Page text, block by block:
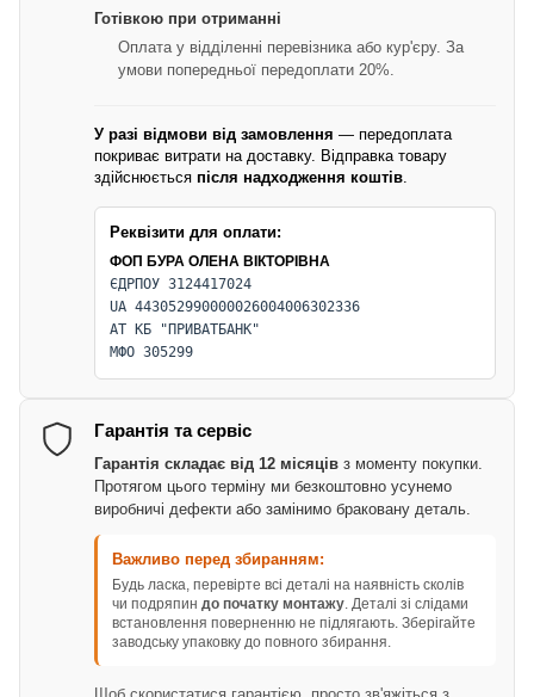
Готівкою при отриманні
Оплата у відділенні перевізника або кур'єру. За
умови попередньої передоплати 20%.
У разі відмови від замовлення — передоплата
покриває витрати на доставку. Відправка товару
здійснюється після надходження коштів.
Реквізити для оплати:
ФОП БУРА ОЛЕНА ВІКТОРІВНА
ЄДРПОУ 3124417024
UA 443052990000026004006302336
АТ КБ "ПРИВАТБАНК"
МФО 305299
Гарантія та сервіс
Гарантія складає від 12 місяців з моменту покупки.
Протягом цього терміну ми безкоштовно усунемо
виробничі дефекти або замінимо браковану деталь.
Важливо перед збиранням:
Будь ласка, перевірте всі деталі на наявність сколів
чи подряпин до початку монтажу. Деталі зі слідами
встановлення поверненню не підлягають. Зберігайте
заводську упаковку до повного збирання.